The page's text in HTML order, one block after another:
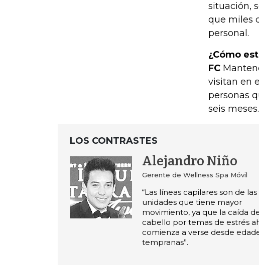
situación,
que miles
personal.
¿Cómo
FC
visitan en
personas
seis meses.
LOS CONTRASTES
Alejandro Niño
Gerente de Wellness Spa Móvil
“Las líneas capilares son de las
unidades que tiene mayor
movimiento, ya que la caída
cabello por temas de estrés
comienza a verse desde
tempranas”.